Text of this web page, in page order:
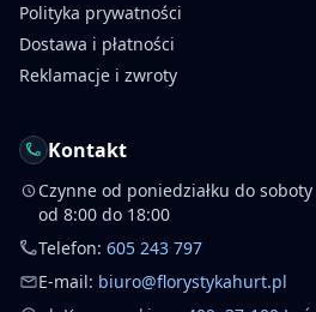
Polityka prywatności
Dostawa i płatności
Reklamacje i zwroty
Kontakt
Czynne od poniedziałku do soboty
od 8:00 do 18:00
Telefon: 605 243 797
E-mail: biuro@florystykahurt.pl